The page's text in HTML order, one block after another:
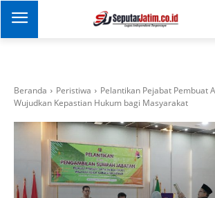
Beranda Peristiwa
Pelantikan Pejabat Pembuat
Wujudkan Kepastian Hukum bagi Masyarakat